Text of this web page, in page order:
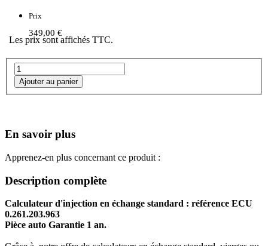
Prix
349,00 €
Les prix sont affichés TTC.
En savoir plus
Apprenez-en plus concernant ce produit :
Description complète
Calculateur d'injection en échange standard : référence ECU
0.261.203.963
Pièce auto Garantie 1 an.